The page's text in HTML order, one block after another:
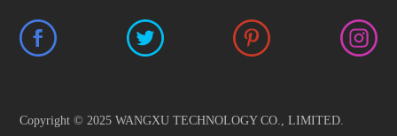
Copyright © 2025 WANGXU TECHNOLOGY CO., LIMITED.